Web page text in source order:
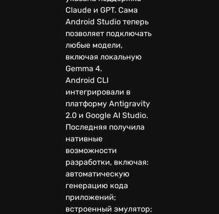
Claude и GPT. Сама
Android Studio теперь
позволяет подключать
любые модели,
включая локальную
Gemma 4.
Android CLI
интегрировали в
платформу Antigravity
2.0 и Google AI Studio.
Последняя получила
нативные
возможности
разработки, включая:
автоматическую
генерацию кода
приложений;
встроенный эмулятор;